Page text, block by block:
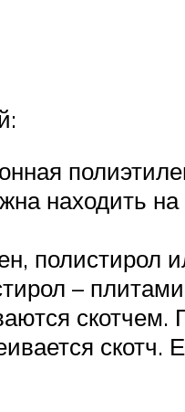
находить
полистирол
–
скотч.